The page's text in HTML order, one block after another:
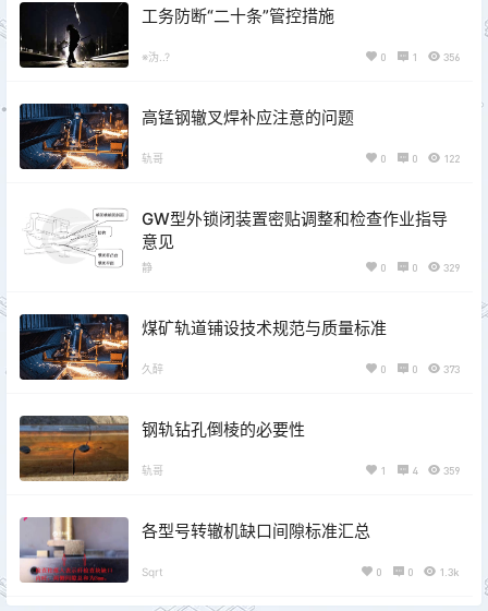
工务防断“二十条”管控措施
※沩..? 0 1 356
高锰钢辙叉焊补应注意的问题
轨哥 0 0 122
GW型外锁闭装置密贴调整和检查作业指导
意见
静 0 0 329
煤矿轨道铺设技术规范与质量标准
久醉 0 0 373
钢轨钻孔倒棱的必要性
轨哥 1 4 359
各型号转辙机缺口间隙标准汇总
Sqrt 0 0 1.3k